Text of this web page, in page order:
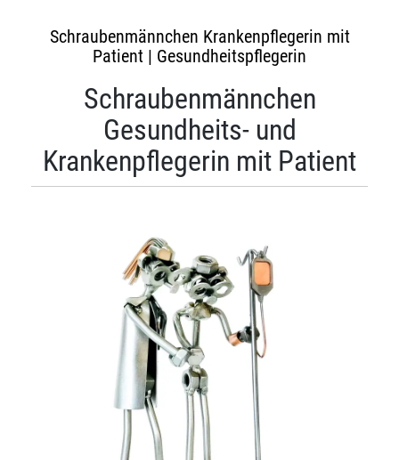
Schraubenmännchen Krankenpflegerin mit
Patient | Gesundheitspflegerin
Schraubenmännchen
Gesundheits- und
Krankenpflegerin mit Patient